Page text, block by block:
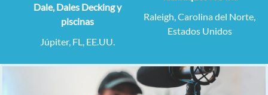
Dale, Dales Decking y
piscinas
Júpiter, FL, EE.UU.
Raleigh, Carolina del Norte,
Estados Unidos